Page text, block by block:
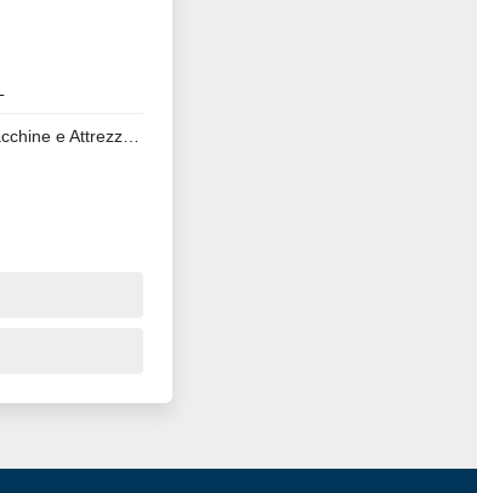
Altre Macchine e Attrezzature